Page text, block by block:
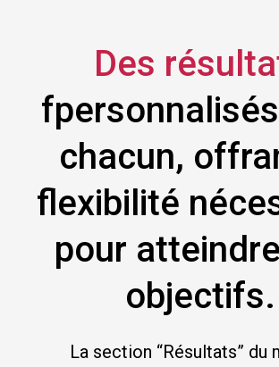
Des
chacun,
flexibilité
pour
objectifs.
La section “Résultats” du